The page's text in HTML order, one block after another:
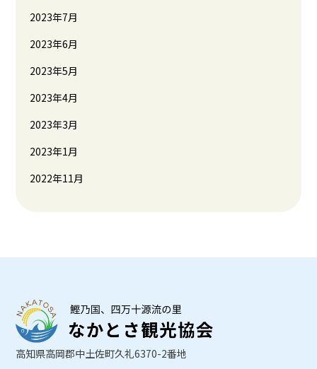
2023年7月
2023年6月
2023年5月
2023年4月
2023年3月
2023年1月
2022年11月
高知県高岡郡中土佐町久礼6370-2番地